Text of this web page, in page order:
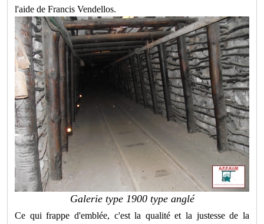
l'aide de Francis Vendellos.
Galerie type 1900 type anglé
Ce qui frappe d'emblée, c'est la qualité et la justesse de la